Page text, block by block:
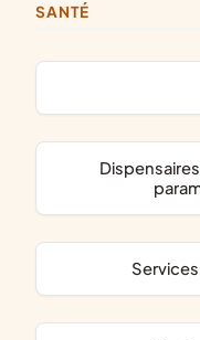
SANTÉ
dispensaires, soins infirmiers, services